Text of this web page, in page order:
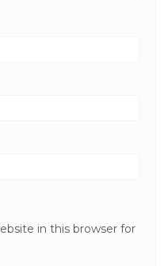
in this browser for